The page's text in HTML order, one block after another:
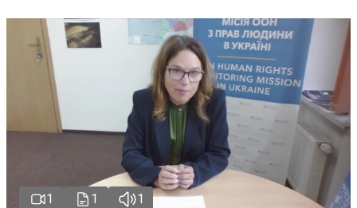
1 1 1